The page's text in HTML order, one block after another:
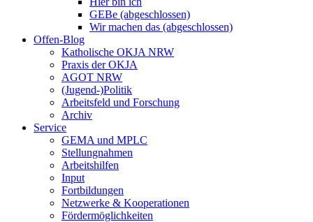
GEBe (abgeschlossen)
Wir machen das (abgeschlossen)
Offen-Blog
Katholische OKJA NRW
Praxis der OKJA
AGOT NRW
(Jugend-)Politik
Arbeitsfeld und Forschung
Archiv
Service
GEMA und MPLC
Stellungnahmen
Arbeitshilfen
Input
Fortbildungen
Netzwerke & Kooperationen
Fördermöglichkeiten